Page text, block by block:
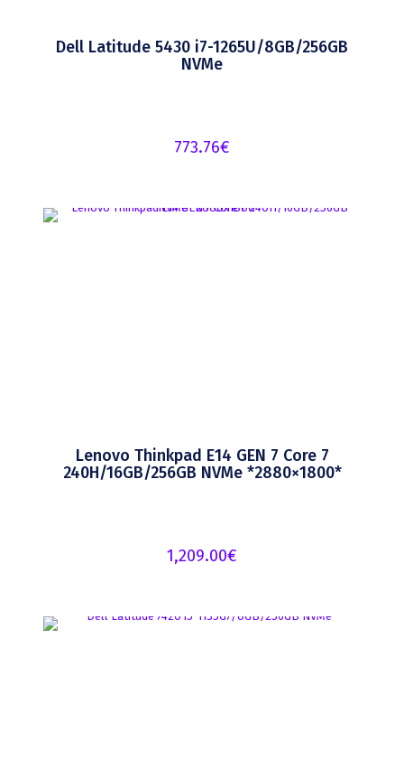
Dell Latitude 5430 i7-1265U/8GB/256GB
NVMe
773.76€
Lenovo Thinkpad E14 GEN 7 Core 7
240H/16GB/256GB NVMe *2880×1800*
1,209.00€